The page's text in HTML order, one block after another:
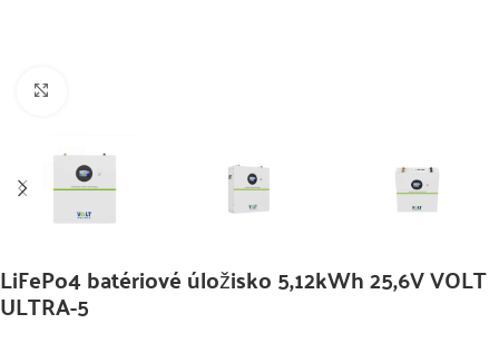
LiFePo4 batériové úložisko 5,12kWh 25,6V VOLT
ULTRA-5